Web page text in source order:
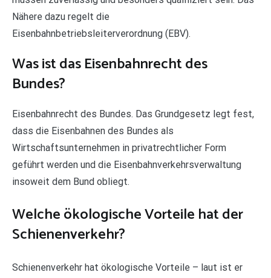
Nähere dazu regelt die
Eisenbahnbetriebsleiterverordnung (EBV).
Was ist das Eisenbahnrecht des
Bundes?
Eisenbahnrecht des Bundes. Das Grundgesetz legt fest,
dass die Eisenbahnen des Bundes als
Wirtschaftsunternehmen in privatrechtlicher Form
geführt werden und die Eisenbahnverkehrsverwaltung
insoweit dem Bund obliegt.
Welche ökologische Vorteile hat der
Schienenverkehr?
Schienenverkehr hat ökologische Vorteile – laut ist er